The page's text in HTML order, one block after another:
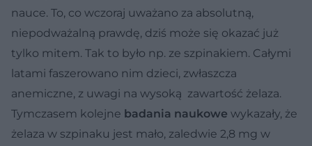
nauce. To, co wczoraj uważano za absolutną,
niepodważalną prawdę, dziś może się okazać już
tylko mitem. Tak to było np. ze szpinakiem. Całymi
latami faszerowano nim dzieci, zwłaszcza
anemiczne, z uwagi na wysoką zawartość żelaza.
Tymczasem kolejne badania naukowe wykazały, że
żelaza w szpinaku jest mało, zaledwie 2,8 mg w